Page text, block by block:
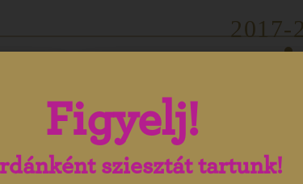
2017-
egyik
hanem
A kastélyt évről évre többen
turisztikai attrakciójává nő, de
közé kerül. A kastélynak és a
Figyelj!
sziesztát tartunk!